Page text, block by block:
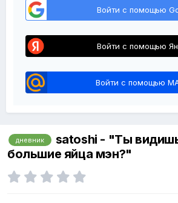
Войти с помощью
Войти с помощью
Войти с помощью
дневник
satoshi - "Ты
большие яйца мэн?"